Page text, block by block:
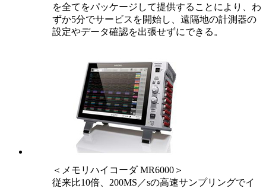
を全てをパッケージして提供することにより、わ
ずか5分でサービスを開始し、遠隔地の計測器の
設定やデータ確認を出張せずにできる。
＜メモリハイコーダ MR6000＞
従来比10倍、200MS／sの高速サンプリングでイ